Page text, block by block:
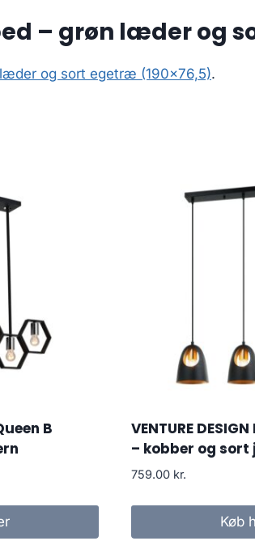
– grøn læder og
og sort egetræ (190×76,5).
B
VENTURE
– kobber og sort
759.00 kr.
Køb